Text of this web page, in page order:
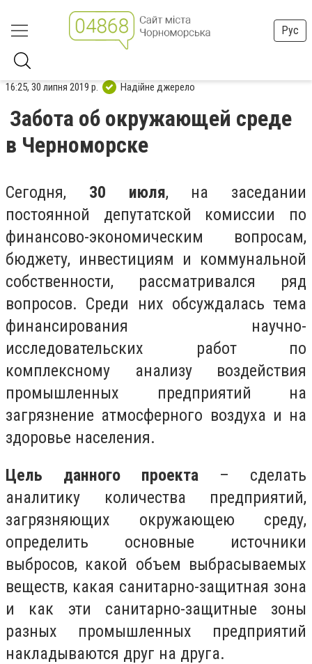
Рус
16:25, 30 липня 2019 р. Надійне джерело
Забота об окружающей среде
в Черноморске
Сегодня, 30 июля, на заседании
постоянной депутатской комиссии по
финансово-экономическим вопросам,
бюджету, инвестициям и коммунальной
собственности, рассматривался ряд
вопросов. Среди них обсуждалась тема
финансирования научно-
исследовательских работ по
комплексному анализу воздействия
промышленных предприятий на
загрязнение атмосферного воздуха и на
здоровье населения.
Цель данного проекта – сделать
аналитику количества предприятий,
загрязняющих окружающею среду,
определить основные источники
выбросов, какой объем выбрасываемых
веществ, какая санитарно-защитная зона
и как эти санитарно-защитные зоны
разных промышленных предприятий
накладываются друг на друга.